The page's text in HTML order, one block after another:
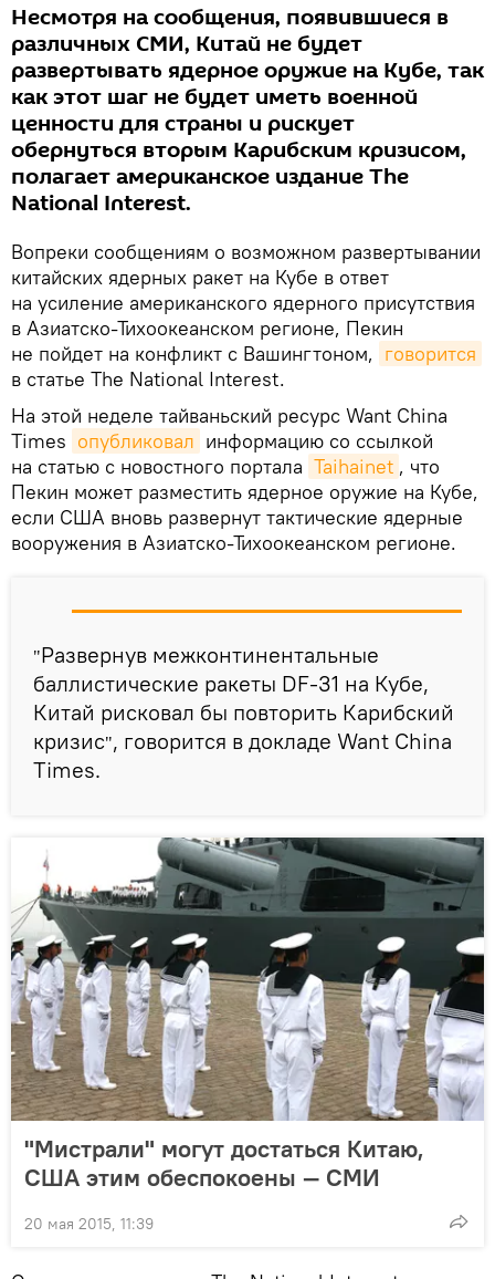
Несмотря на сообщения, появившиеся в
различных СМИ, Китай не будет
развертывать ядерное оружие на Кубе, так
как этот шаг не будет иметь военной
ценности для страны и рискует
обернуться вторым Карибским кризисом,
полагает американское издание The
National Interest.
Вопреки сообщениям о возможном развертывании
китайских ядерных ракет на Кубе в ответ
на усиление американского ядерного присутствия
в Азиатско-Тихоокеанском регионе, Пекин
не пойдет на конфликт с Вашингтоном, говорится
в статье The National Interest.
На этой неделе тайваньский ресурс Want China
Times опубликовал информацию со ссылкой
на статью с новостного портала Taihainet , что
Пекин может разместить ядерное оружие на Кубе,
если США вновь развернут тактические ядерные
вооружения в Азиатско-Тихоокеанском регионе.
"Развернув межконтинентальные
баллистические ракеты DF-31 на Кубе,
Китай рисковал бы повторить Карибский
кризис", говорится в докладе Want China
Times.
"Мистрали" могут достаться Китаю,
США этим обеспокоены — СМИ
20 мая 2015, 11:39